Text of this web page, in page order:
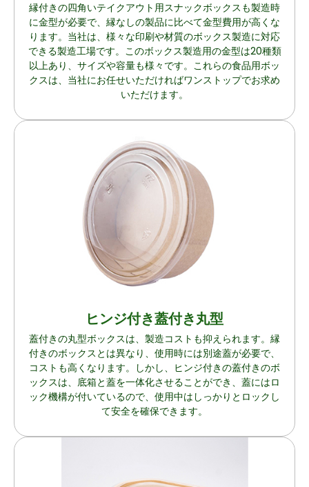
縁付きの四角いテイクアウト用スナックボックスも製造時
に金型が必要で、縁なしの製品に比べて金型費用が高くな
ります。当社は、様々な印刷や材質のボックス製造に対応
できる製造工場です。このボックス製造用の金型は20種類
以上あり、サイズや容量も様々です。これらの食品用ボッ
クスは、当社にお任せいただければワンストップでお求め
いただけます。
ヒンジ付き蓋付き丸型
蓋付きの丸型ボックスは、製造コストも抑えられます。縁
付きのボックスとは異なり、使用時には別途蓋が必要で、
コストも高くなります。しかし、ヒンジ付きの蓋付きのボ
ックスは、底箱と蓋を一体化させることができ、蓋にはロ
ック機構が付いているので、使用中はしっかりとロックし
て安全を確保できます。